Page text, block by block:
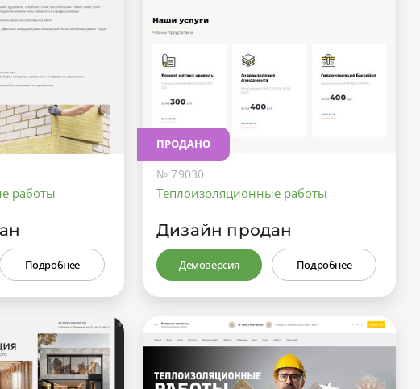
работы
Подробнее
ПРОДАНО
№ 79030
Теплоизоляционные работы
Дизайн продан
Демоверсия Подробнее